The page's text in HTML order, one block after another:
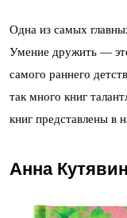
Одна из самых
Умение дружить —
самого раннего
так много книг
книг представлены в
Анна